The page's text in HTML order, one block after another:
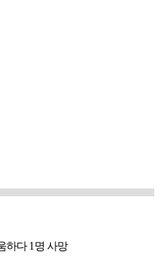
하다 1명 사망